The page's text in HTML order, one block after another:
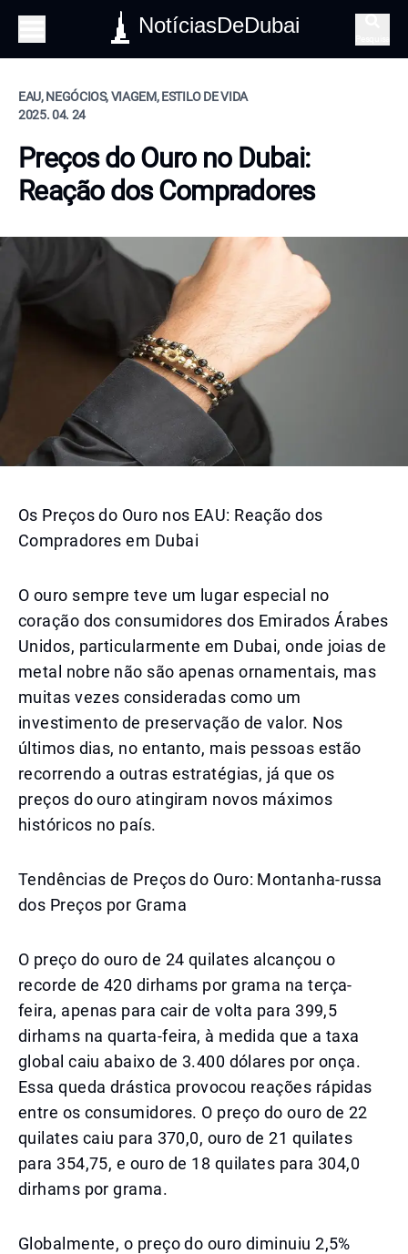
NotíciasDeDubai
EAU, NEGÓCIOS, VIAGEM, ESTILO DE VIDA
2025. 04. 24
Preços do Ouro no Dubai:
Reação dos Compradores
Os Preços do Ouro nos EAU: Reação dos
Compradores em Dubai
O ouro sempre teve um lugar especial no
coração dos consumidores dos Emirados Árabes
Unidos, particularmente em Dubai, onde joias de
metal nobre não são apenas ornamentais, mas
muitas vezes consideradas como um
investimento de preservação de valor. Nos
últimos dias, no entanto, mais pessoas estão
recorrendo a outras estratégias, já que os
preços do ouro atingiram novos máximos
históricos no país.
Tendências de Preços do Ouro: Montanha-russa
dos Preços por Grama
O preço do ouro de 24 quilates alcançou o
recorde de 420 dirhams por grama na terça-
feira, apenas para cair de volta para 399,5
dirhams na quarta-feira, à medida que a taxa
global caiu abaixo de 3.400 dólares por onça.
Essa queda drástica provocou reações rápidas
entre os consumidores. O preço do ouro de 22
quilates caiu para 370,0, ouro de 21 quilates
para 354,75, e ouro de 18 quilates para 304,0
dirhams por grama.
Globalmente, o preço do ouro diminuiu 2,5%